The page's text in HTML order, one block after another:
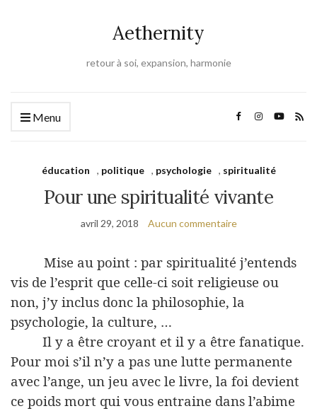
Aethernity
retour à soi, expansion, harmonie
Menu
éducation , politique , psychologie , spiritualité
Pour une spiritualité vivante
avril 29, 2018 Aucun commentaire
Mise au point : par spiritualité j’entends
vis de l’esprit que celle-ci soit religieuse ou
non, j’y inclus donc la philosophie, la
psychologie, la culture, …
Il y a être croyant et il y a être fanatique.
Pour moi s’il n’y a pas une lutte permanente
avec l’ange, un jeu avec le livre, la foi devient
ce poids mort qui vous entraine dans l’abime